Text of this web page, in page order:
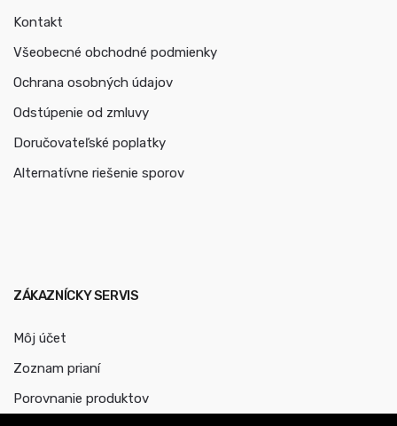
Kontakt
Všeobecné obchodné podmienky
Ochrana osobných údajov
Odstúpenie od zmluvy
Doručovateľské poplatky
Alternatívne riešenie sporov
ZÁKAZNÍCKY SERVIS
Môj účet
Zoznam prianí
Porovnanie produktov